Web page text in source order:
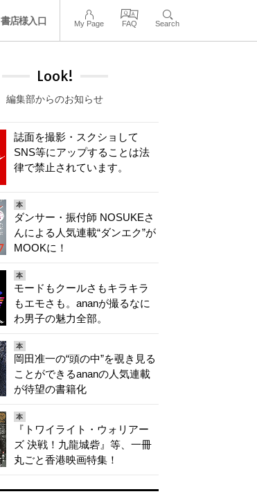
書店様入口 My Page FAQ Search
Look!
編集部からのお知らせ
誌面を撮影・スクショして
SNS等にアップすることは法
律で禁止されています。
本
ダンサー・振付師 NOSUKEさ
んによる人気連載“ダンエク”が
MOOKに！
本
モードもクールさもキラキラ
もエモさも。ananが撮るなに
わ男子の魅力全部。
本
岡田准一の“頭の中”を覗き見る
ことができるananの人気連載
が待望の書籍化
本
『トワイライト・ウォリアー
ズ 決戦！九龍城砦』等、一冊
丸ごと香港映画特集！